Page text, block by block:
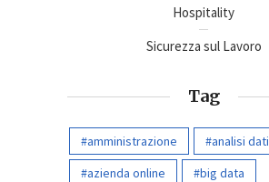
Hospitality
Sicurezza sul Lavoro
Tag
amministrazione
analisi dati
azienda online
big data